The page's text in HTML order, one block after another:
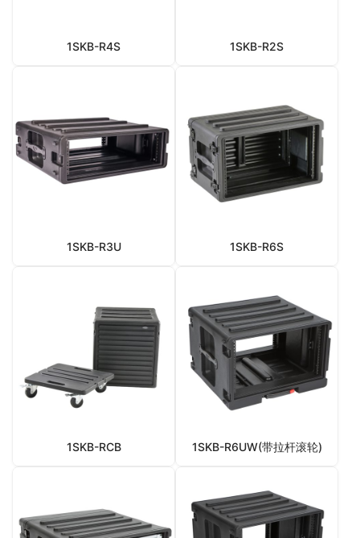
1SKB-R4S 1SKB-R2S
1SKB-R3U 1SKB-R6S
1SKB-RCB 1SKB-R6UW(带拉杆滚轮)